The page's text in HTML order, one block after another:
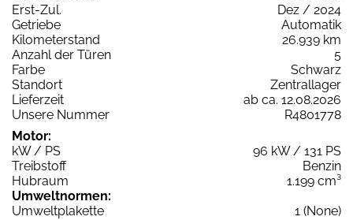
Erst-Zul.
Dez / 2024
Getriebe
Automatik
Kilometerstand
26.939 km
Anzahl der Türen
5
Farbe
Schwarz
Standort
Zentrallager
Lieferzeit
ab ca. 12.08.2026
Unsere Nummer
R4801778
Motor:
kW / PS
96 kW / 131 PS
Treibstoff
Benzin
Hubraum
1.199 cm³
Umweltnormen:
Umweltplakette
1 (None)